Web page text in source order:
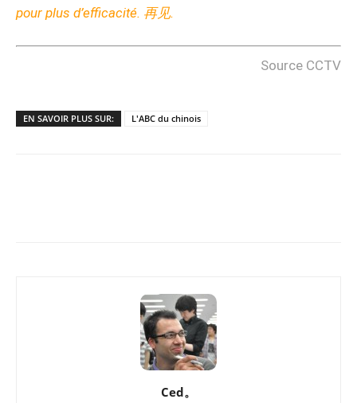
pour plus d’efficacité. 再见.
Source CCTV
EN SAVOIR PLUS SUR: L'ABC du chinois
Ced。